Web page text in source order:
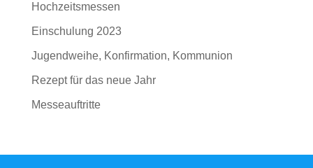
Hochzeitsmessen
Einschulung 2023
Jugendweihe, Konfirmation, Kommunion
Rezept für das neue Jahr
Messeauftritte